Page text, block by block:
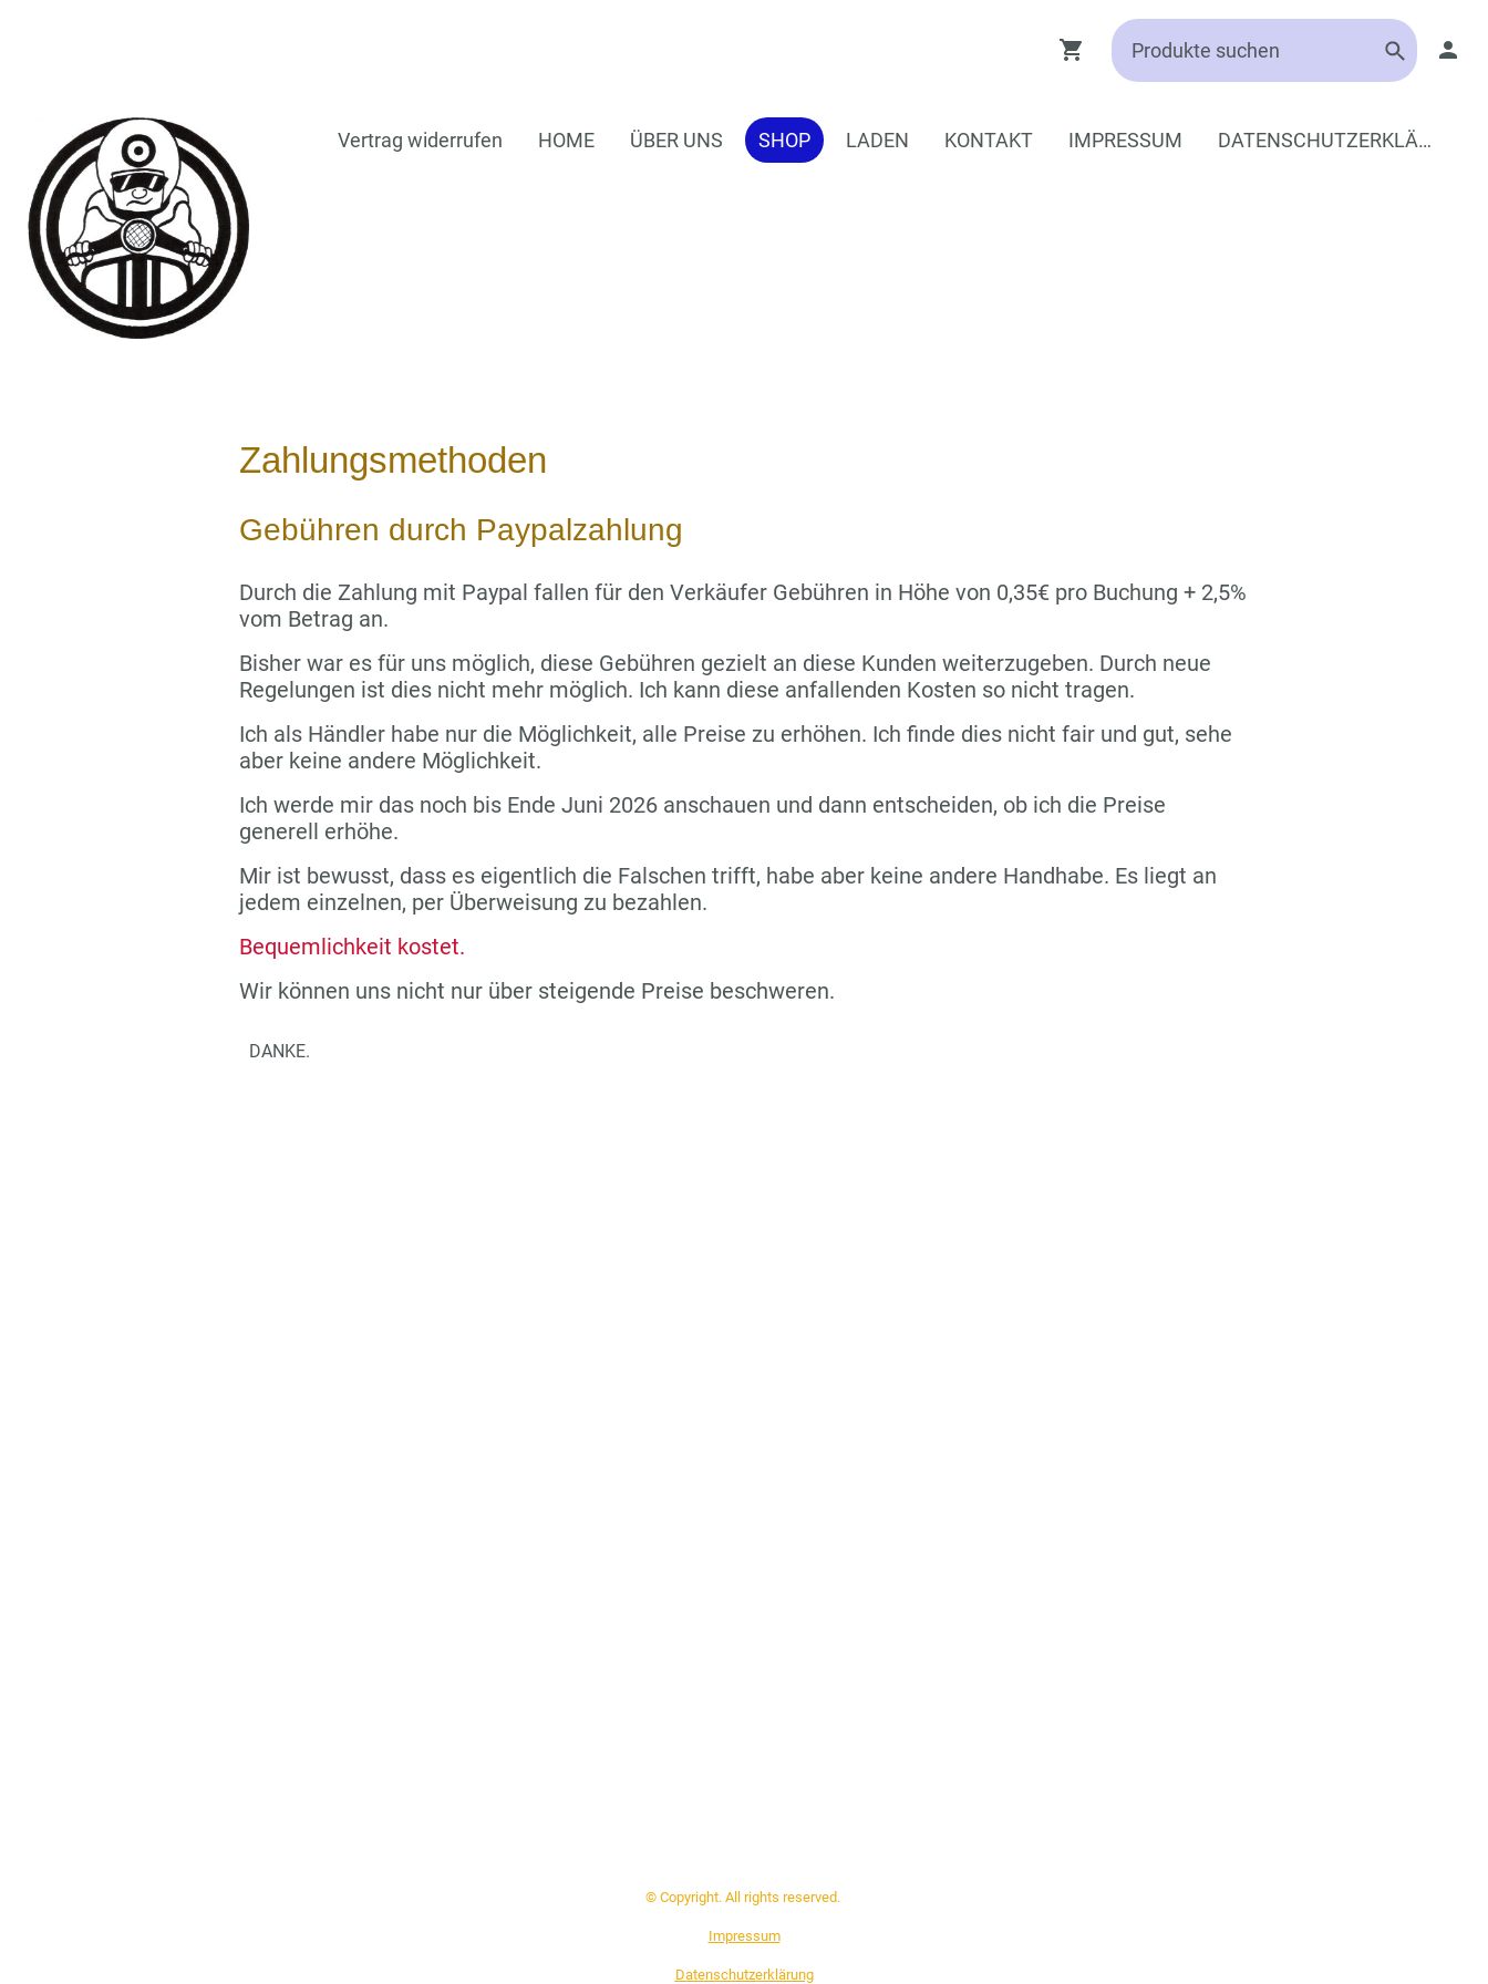
Vertrag widerrufen HOME ÜBER UNS SHOP LADEN KONTAKT IMPRESSUM DATENSCHUTZERKLÄRUNG
Zahlungsmethoden
Gebühren durch Paypalzahlung
Durch die Zahlung mit Paypal fallen für den Verkäufer Gebühren in Höhe von 0,35€ pro Buchung + 2,5%
vom Betrag an.
Bisher war es für uns möglich, diese Gebühren gezielt an diese Kunden weiterzugeben. Durch neue
Regelungen ist dies nicht mehr möglich. Ich kann diese anfallenden Kosten so nicht tragen.
Ich als Händler habe nur die Möglichkeit, alle Preise zu erhöhen. Ich finde dies nicht fair und gut, sehe
aber keine andere Möglichkeit.
Ich werde mir das noch bis Ende Juni 2026 anschauen und dann entscheiden, ob ich die Preise
generell erhöhe.
Mir ist bewusst, dass es eigentlich die Falschen trifft, habe aber keine andere Handhabe. Es liegt an
jedem einzelnen, per Überweisung zu bezahlen.
Bequemlichkeit kostet.
Wir können uns nicht nur über steigende Preise beschweren.
DANKE.
© Copyright. All rights reserved.
Impressum
Datenschutzerklärung